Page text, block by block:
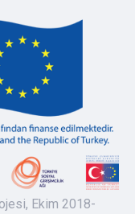
Ekim 2018-